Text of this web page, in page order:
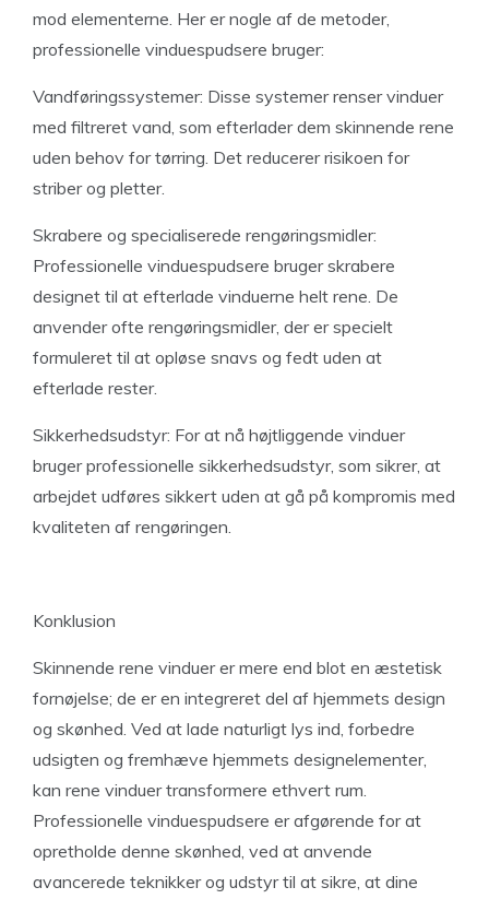
mod elementerne. Her er nogle af de metoder,
professionelle vinduespudsere bruger:
Vandføringssystemer: Disse systemer renser vinduer
med filtreret vand, som efterlader dem skinnende rene
uden behov for tørring. Det reducerer risikoen for
striber og pletter.
Skrabere og specialiserede rengøringsmidler:
Professionelle vinduespudsere bruger skrabere
designet til at efterlade vinduerne helt rene. De
anvender ofte rengøringsmidler, der er specielt
formuleret til at opløse snavs og fedt uden at
efterlade rester.
Sikkerhedsudstyr: For at nå højtliggende vinduer
bruger professionelle sikkerhedsudstyr, som sikrer, at
arbejdet udføres sikkert uden at gå på kompromis med
kvaliteten af rengøringen.
Konklusion
Skinnende rene vinduer er mere end blot en æstetisk
fornøjelse; de er en integreret del af hjemmets design
og skønhed. Ved at lade naturligt lys ind, forbedre
udsigten og fremhæve hjemmets designelementer,
kan rene vinduer transformere ethvert rum.
Professionelle vinduespudsere er afgørende for at
opretholde denne skønhed, ved at anvende
avancerede teknikker og udstyr til at sikre, at dine